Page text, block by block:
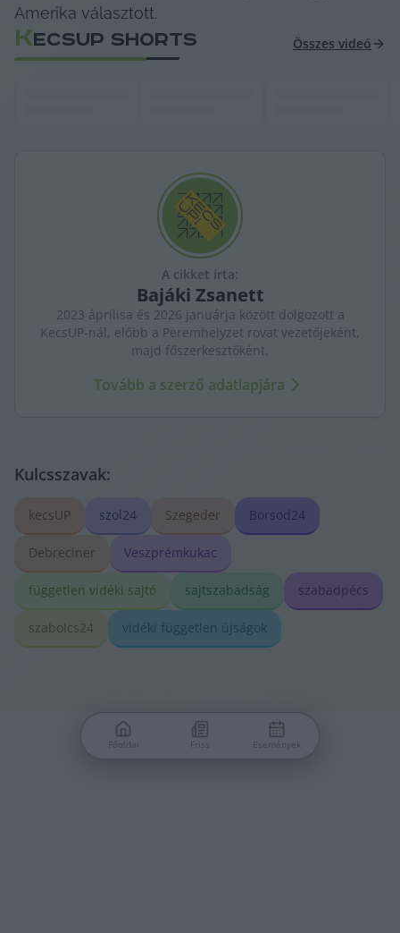
Amerika választott.
KECSUP SHORTS Összes videó
A cikket írta:
Bajáki Zsanett
2023 áprilisa és 2026 januárja között dolgozott a
KecsUP-nál, előbb a Peremhelyzet rovat vezetőjeként,
majd főszerkesztőként.
Tovább a szerző adatlapjára
Kulcsszavak:
kecsUP szol24 Szegeder Borsod24
Debreciner Veszprémkukac
független vidéki sajtó sajtszabadság szabadpécs
szabolcs24 vidéki független újságok
Főoldal Friss Események